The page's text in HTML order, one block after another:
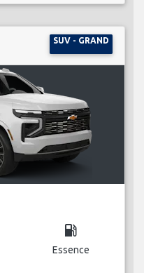
SUV - GRAND
local_gas_station
Essence